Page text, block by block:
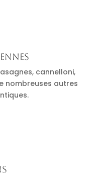
cannelloni,
nombreuses autres